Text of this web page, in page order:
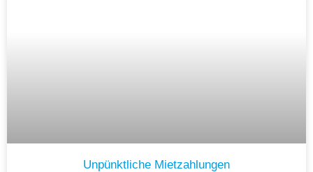
Unpünktliche Mietzahlungen